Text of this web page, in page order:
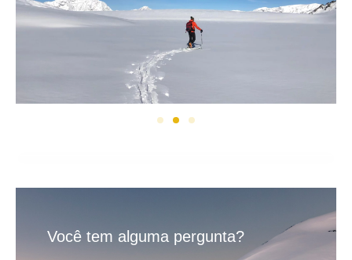
Você tem alguma pergunta?